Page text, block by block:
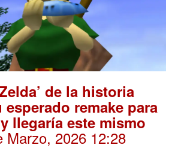
de la historia
remake para
llegaría este mismo
Marzo, 2026 12:28